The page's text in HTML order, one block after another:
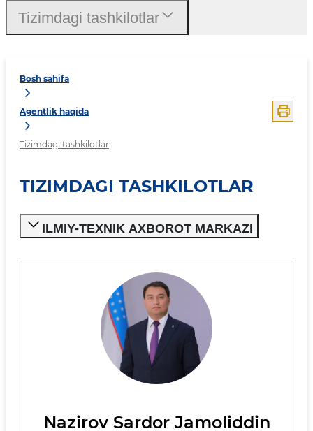
Bosh sahifa
Agentlik haqida
Tizimdagi tashkilotlar
TIZIMDAGI TASHKILOTLAR
ILMIY-TEXNIK AXBOROT MARKAZI
Nazirov Sardor Jamoliddin
Tizimdagi tashkilotlar